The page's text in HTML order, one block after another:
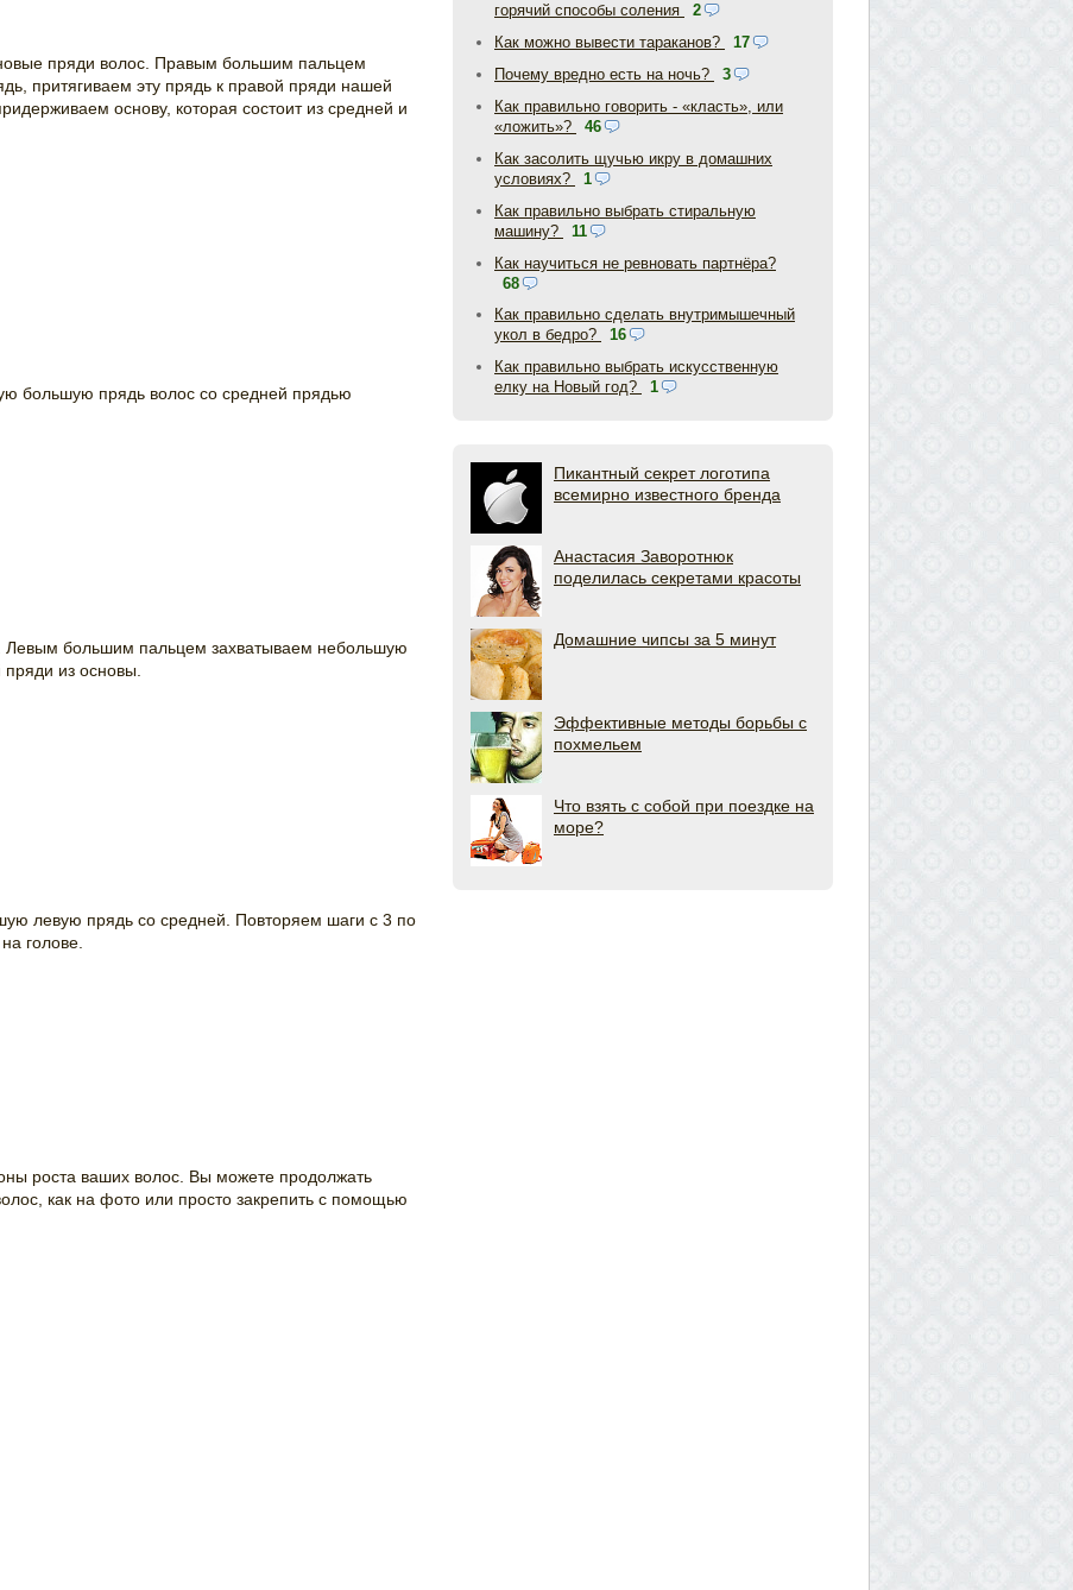
пряди волос. Правым большим пальцем
притягиваем эту прядь к правой пряди нашей
основу, которая состоит из средней и
большую прядь волос со средней прядью
Левым большим пальцем захватываем небольшую
из основы.
левую прядь со средней. Повторяем шаги с 3 по
голове.
роста ваших волос. Вы можете продолжать
как на фото или просто закрепить с помощью
горячий способы соления
2
Как можно вывести тараканов?
17
Почему вредно есть на ночь?
3
Как правильно говорить - «класть», или
«ложить»?
46
Как засолить щучью икру в домашних
условиях?
1
Как правильно выбрать стиральную
машину?
11
Как научиться не ревновать партнёра?
68
Как правильно сделать внутримышечный
укол в бедро?
16
Как правильно выбрать искусственную
елку на Новый год?
1
Пикантный секрет логотипа
всемирно известного бренда
Анастасия Заворотнюк
поделилась секретами красоты
Домашние чипсы за 5 минут
Эффективные методы борьбы с
похмельем
Что взять с собой при поездке на
море?